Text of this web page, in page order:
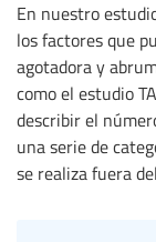
En nuestro
los factores que
agotadora y
como el estudio
describir el
una serie de
se realiza fuera